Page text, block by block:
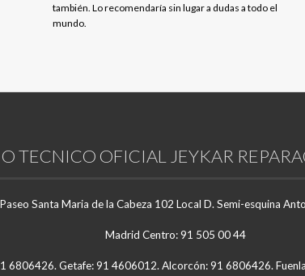
también. Lo recomendaría sin lugar a dudas a todo el
mundo.
TECNICO OFICIAL JEYKAR
Paseo Santa Maria de la Cabeza 102 Local D. Semi-esquina
Madrid Centro: 91 505 00 44
6806426. Getafe: 91 4606012. Alcorcón: 91 6806426.